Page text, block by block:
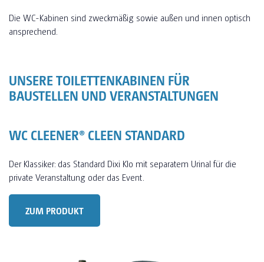
Die WC-Kabinen sind zweckmäßig sowie außen und innen optisch
ansprechend.
UNSERE TOILETTENKABINEN FÜR
BAUSTELLEN UND VERANSTALTUNGEN
WC CLEENER® CLEEN STANDARD
Der Klassiker: das Standard Dixi Klo mit separatem Urinal für die
private Veranstaltung oder das Event.
ZUM PRODUKT